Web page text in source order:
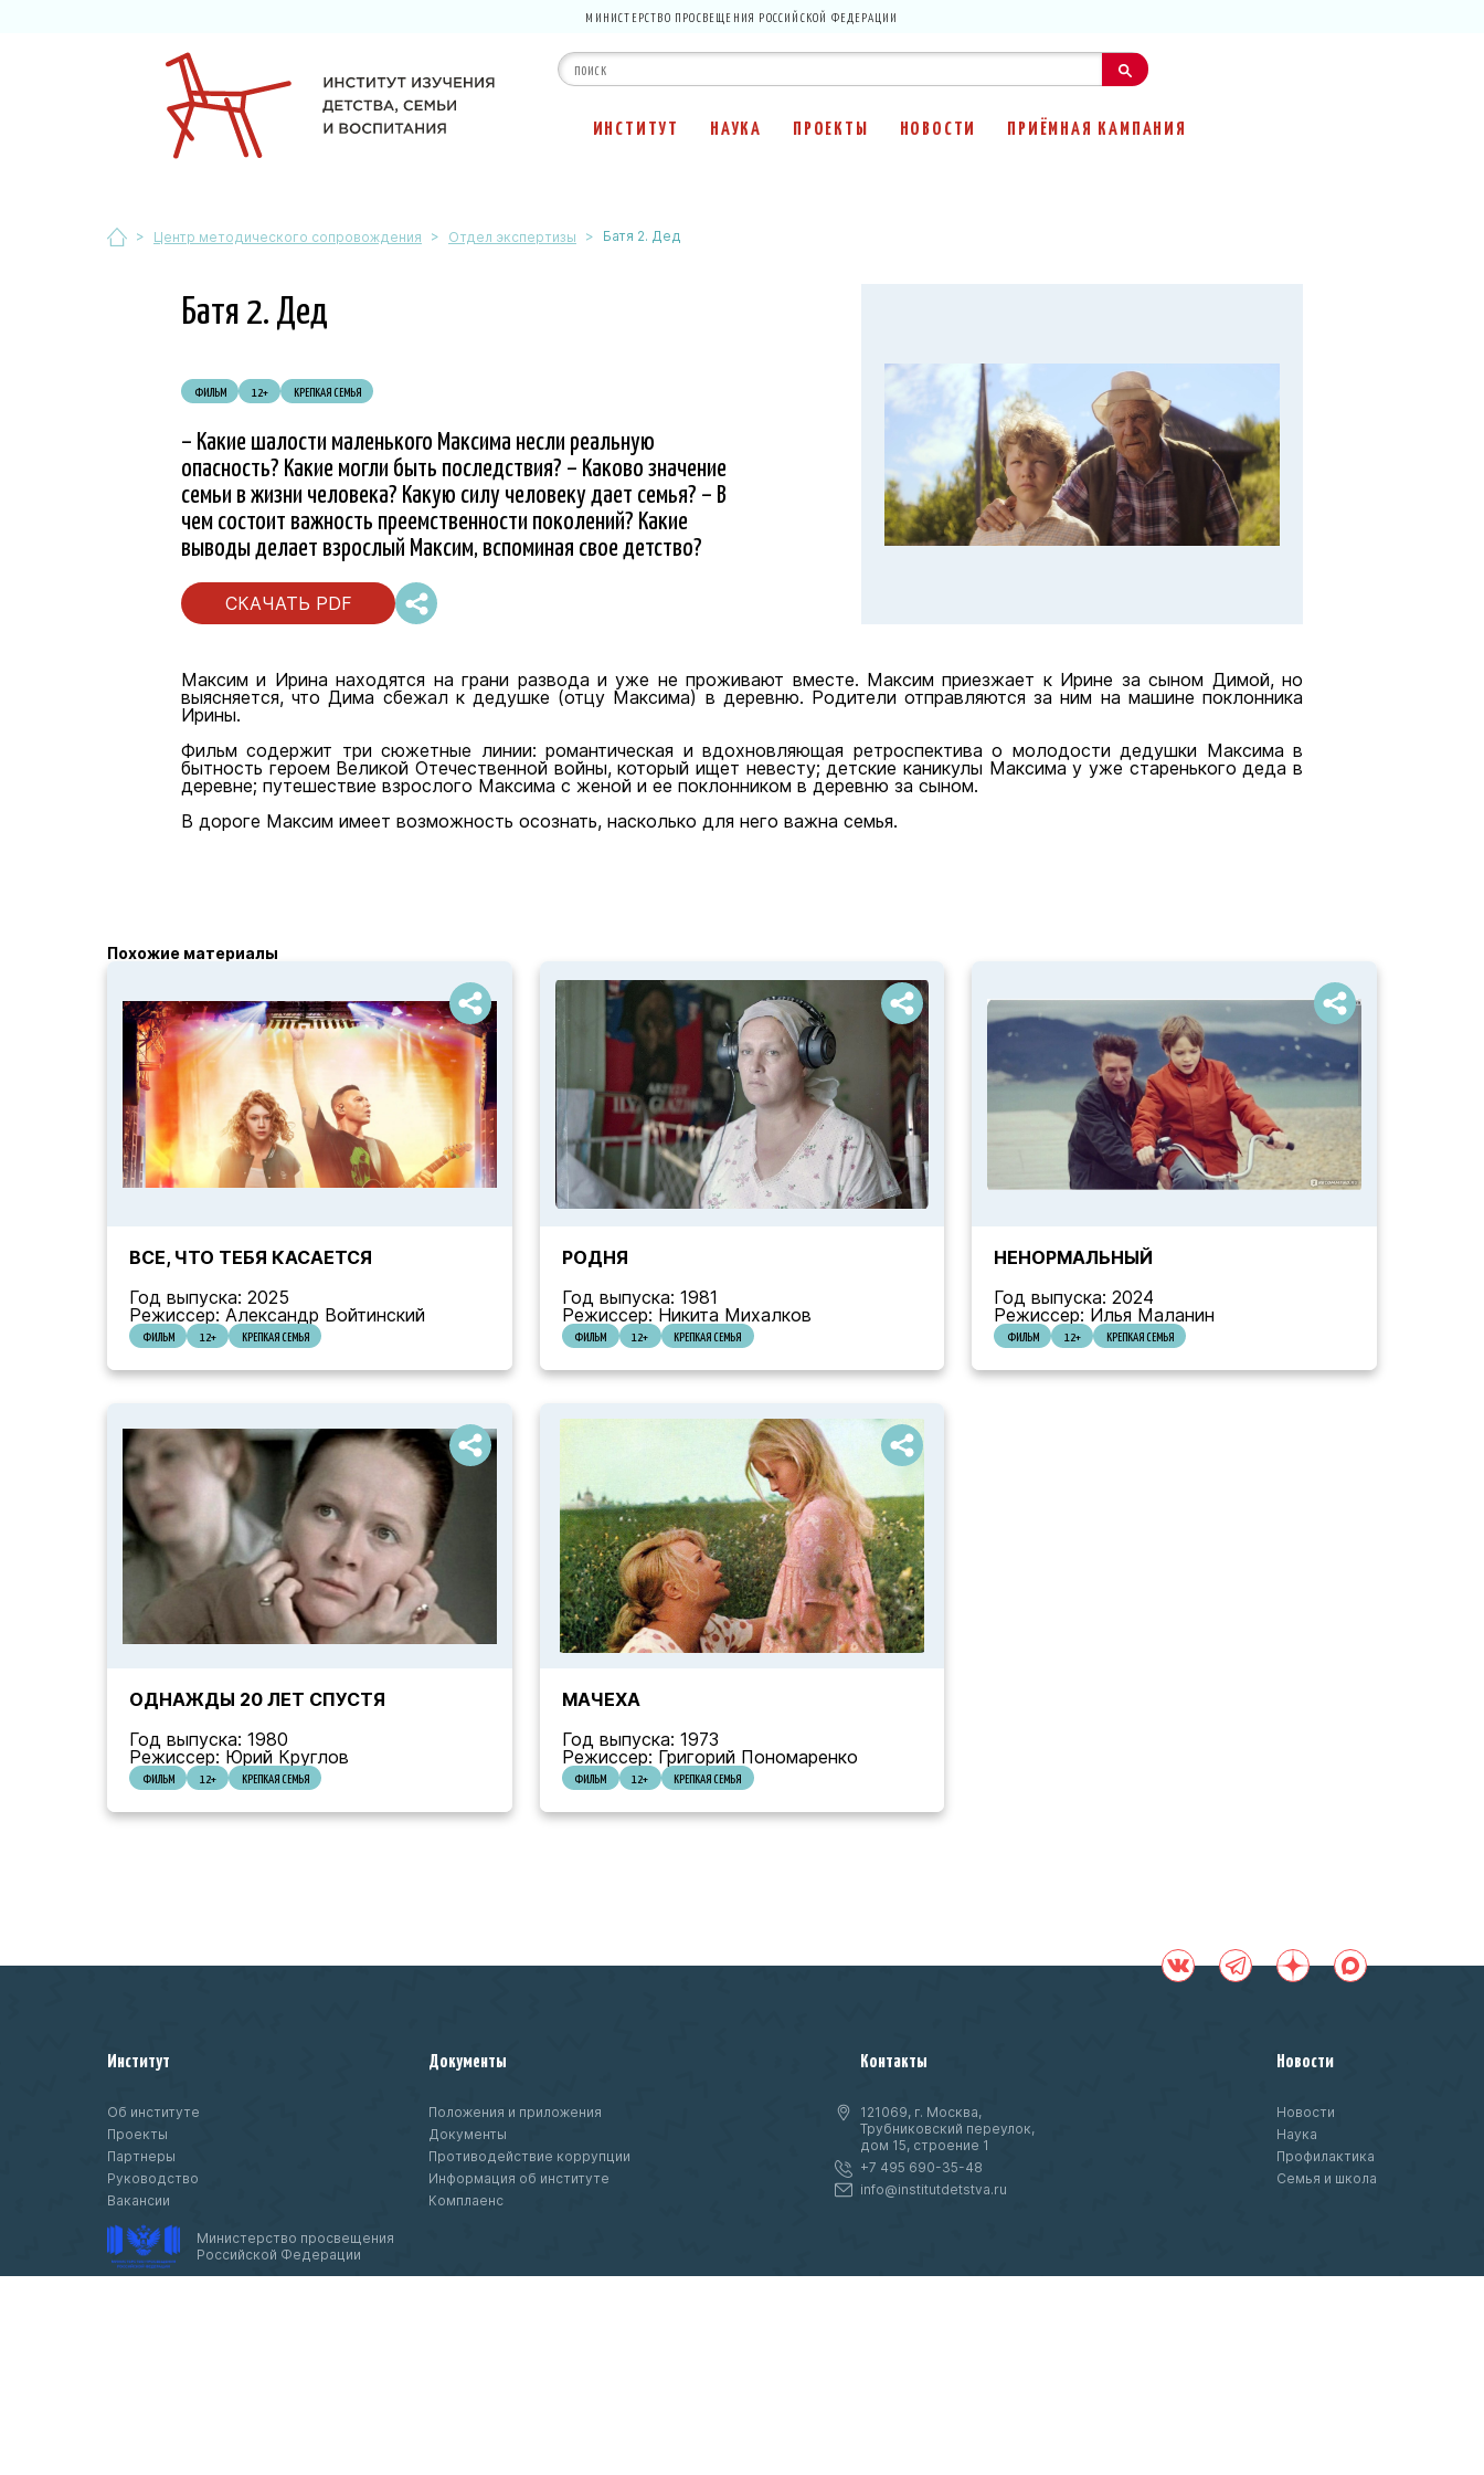
МИНИСТЕРСТВО ПРОСВЕЩЕНИЯ РОССИЙСКОЙ ФЕДЕРАЦИИ
ИНСТИТУТ НАУКА ПРОЕКТЫ НОВОСТИ ПРИЁМНАЯ КАМПАНИЯ
> Центр методического сопровождения > Отдел экспертизы > Батя 2. Дед
Батя 2. Дед
ФИЛЬМ 12+ КРЕПКАЯ СЕМЬЯ
– Какие шалости маленького Максима несли реальную
опасность? Какие могли быть последствия? – Каково значение
семьи в жизни человека? Какую силу человеку дает семья? – В
чем состоит важность преемственности поколений? Какие
выводы делает взрослый Максим, вспоминая свое детство?
СКАЧАТЬ PDF
Максим и Ирина находятся на грани развода и уже не проживают вместе. Максим приезжает к Ирине за сыном Димой, но
выясняется, что Дима сбежал к дедушке (отцу Максима) в деревню. Родители отправляются за ним на машине поклонника
Ирины.
Фильм содержит три сюжетные линии: романтическая и вдохновляющая ретроспектива о молодости дедушки Максима в
бытность героем Великой Отечественной войны, который ищет невесту; детские каникулы Максима у уже старенького деда в
деревне; путешествие взрослого Максима с женой и ее поклонником в деревню за сыном.
В дороге Максим имеет возможность осознать, насколько для него важна семья.
Похожие материалы
ВСЕ, ЧТО ТЕБЯ КАСАЕТСЯ
Год выпуска: 2025
Режиссер: Александр Войтинский
ФИЛЬМ 12+ КРЕПКАЯ СЕМЬЯ
РОДНЯ
Год выпуска: 1981
Режиссер: Никита Михалков
ФИЛЬМ 12+ КРЕПКАЯ СЕМЬЯ
НЕНОРМАЛЬНЫЙ
Год выпуска: 2024
Режиссер: Илья Маланин
ФИЛЬМ 12+ КРЕПКАЯ СЕМЬЯ
ОДНАЖДЫ 20 ЛЕТ СПУСТЯ
Год выпуска: 1980
Режиссер: Юрий Круглов
ФИЛЬМ 12+ КРЕПКАЯ СЕМЬЯ
МАЧЕХА
Год выпуска: 1973
Режиссер: Григорий Пономаренко
ФИЛЬМ 12+ КРЕПКАЯ СЕМЬЯ
Институт
Об институте
Проекты
Партнеры
Руководство
Вакансии
Документы
Положения и приложения
Документы
Противодействие коррупции
Информация об институте
Комплаенс
Контакты
121069, г. Москва,
Трубниковский переулок,
дом 15, строение 1
+7 495 690-35-48
info@institutdetstva.ru
Новости
Новости
Наука
Профилактика
Семья и школа
Министерство просвещения
Российской Федерации